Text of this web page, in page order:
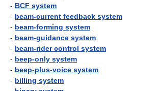
- BCF system
- beam-current feedback system
- beam-forming system
- beam-guidance system
- beam-rider control system
- beep-only system
- beep-plus-voice system
- billing system